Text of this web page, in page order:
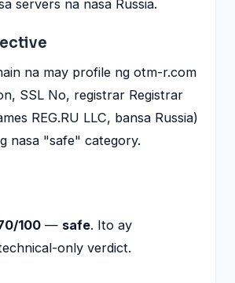
servers na nasa Russia.
na may profile ng otm-r.com
SSL No, registrar Registrar
REG.RU LLC, bansa Russia)
nasa "safe" category.
100 — safe. Ito ay
only verdict.